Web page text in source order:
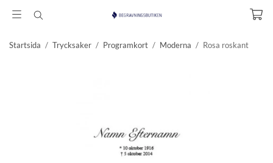
Startsida / Trycksaker / Programkort / Moderna / Rosa roskant